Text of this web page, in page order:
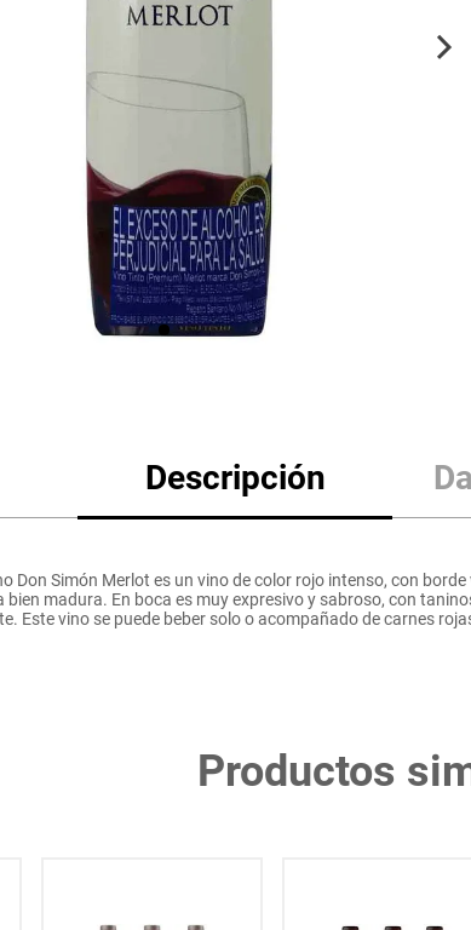
Descripción
Don Simón Merlot es un vino de color rojo intenso, con
bien madura. En boca es muy expresivo y sabroso, con
Este vino se puede beber solo o acompañado de carnes
Productos